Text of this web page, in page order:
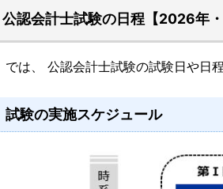
公認会計士試験の日程【2026年・
では、 公認会計士試験の試験日や日
試験の実施スケジュール